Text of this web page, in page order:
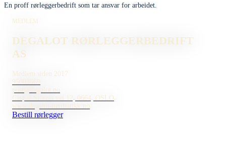
En proff rørleggerbedrift som tar ansvar for arbeidet.
MEDLEM
DEGALOT RØRLEGGERBEDRIFT
AS
Medlem siden 2017
95003669
post@degalot.no
Caspar Storms vei 12, 0664, OSLO
www.degalot-nettbutikk.no
Bestill rørlegger